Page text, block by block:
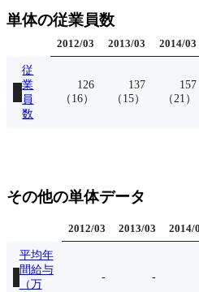
単体の従業員数
2012/03 2013/03 2014/03
従
業
員
数
126
（ 16）
137
（ 15）
157
（ 21 ）
その他の単体データ
2012/03 2013/03 2014/
平均年
間給与
（万
- -